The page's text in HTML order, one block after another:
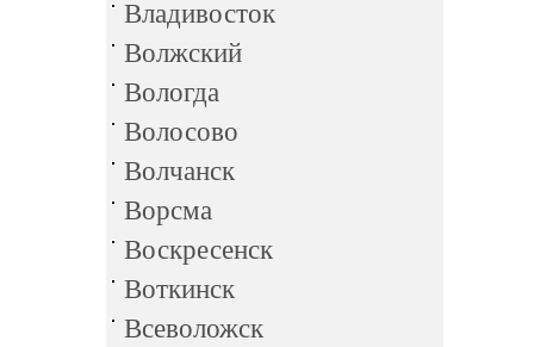
Владивосток
Волжский
Вологда
Волосово
Волчанск
Ворсма
Воскресенск
Воткинск
Всеволожск